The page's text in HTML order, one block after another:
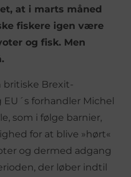
at i marts måned
fiskere igen være
og fisk. Men
britiske Brexit-
EU´s forhandler Michel
som i følge barnier,
for at blive »hørt«
og dermed adgang
der løber indtil